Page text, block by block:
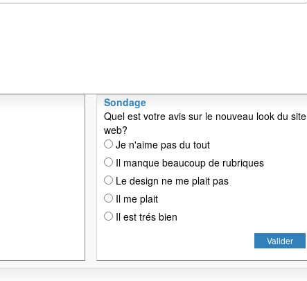
Sondage
Quel est votre avis sur le nouveau look du site
web?
Je n'aime pas du tout
Il manque beaucoup de rubriques
Le design ne me plait pas
Il me plait
Il est trés bien
Valider